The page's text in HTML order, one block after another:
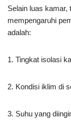
Selain luas kamar,
mempengaruhi
adalah:
1. Tingkat isolasi
2. Kondisi iklim di
3. Suhu yang